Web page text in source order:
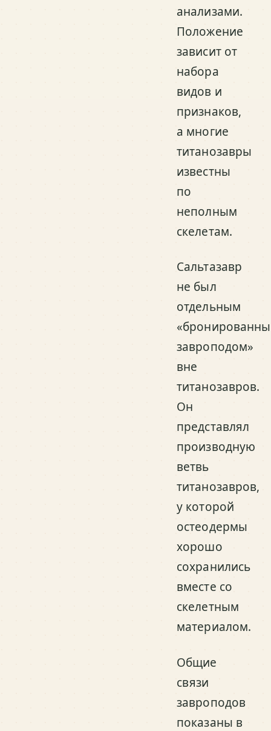
анализами.
Положение
зависит от
набора
видов и
признаков,
а многие
титанозавры
известны
по
неполным
скелетам.
Сальтазавр
не был
отдельным
завроподом»
вне
титанозавров.
Он
представлял
производную
ветвь
титанозавров,
у которой
остеодермы
хорошо
сохранились
вместе со
скелетным
материалом.
Общие
связи
завроподов
показаны в